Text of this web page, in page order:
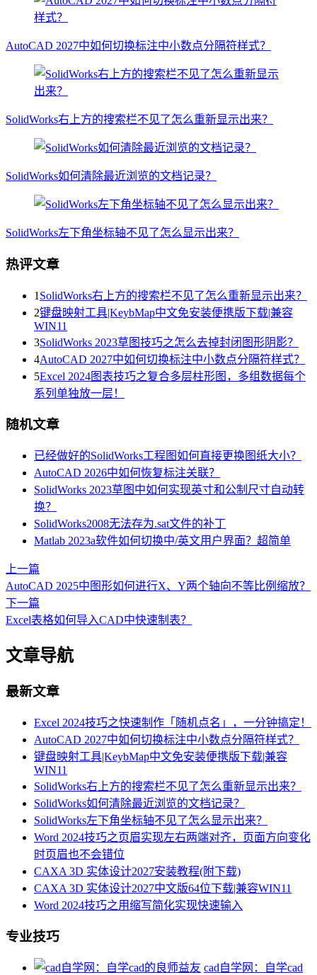
AutoCAD 2027中如何切换标注中小数点分隔符样式？
SolidWorks右上方的搜索栏不见了怎么重新显示出来？
SolidWorks如何清除最近浏览的文档记录？
SolidWorks左下角坐标轴不见了怎么显示出来？
热评文章
1 SolidWorks右上方的搜索栏不见了怎么重新显示出来？
2键盘映射工具|KeybMap中文免安装便携版下载|兼容
WIN11
3SolidWorks 2023草图技巧之怎么去掉封闭图形阴影？
4AutoCAD 2027中如何切换标注中小数点分隔符样式？
5Excel 2024图表技巧之复合多层柱形图，多组数据每个
系列单独放一层！
随机文章
已经做好的SolidWorks工程图如何直接更换图纸大小？
AutoCAD 2026中如何恢复标注关联？
SolidWorks 2023草图中如何实现英寸和公制尺寸自动转
换？
SolidWorks2008无法存为.sat文件的补丁
Matlab 2023a软件如何切换中/英文用户界面？超简单
上一篇
AutoCAD 2025中图形如何进行X、Y两个轴向不等比例缩放？
下一篇
Excel表格如何导入CAD中快速制表？
文章导航
最新文章
Excel 2024技巧之快速制作「随机点名」，一分钟搞定！
AutoCAD 2027中如何切换标注中小数点分隔符样式？
键盘映射工具|KeybMap中文免安装便携版下载|兼容
WIN11
SolidWorks右上方的搜索栏不见了怎么重新显示出来？
SolidWorks如何清除最近浏览的文档记录？
SolidWorks左下角坐标轴不见了怎么显示出来？
Word 2024技巧之页眉实现左右两端对齐，页面方向变化
时页眉也不会错位
CAXA 3D 实体设计2027安装教程(附下载)
CAXA 3D 实体设计2027中文版64位下载|兼容WIN11
Word 2024技巧之用缩写简化实现快速输入
专业技巧
cad自学网：自学cad